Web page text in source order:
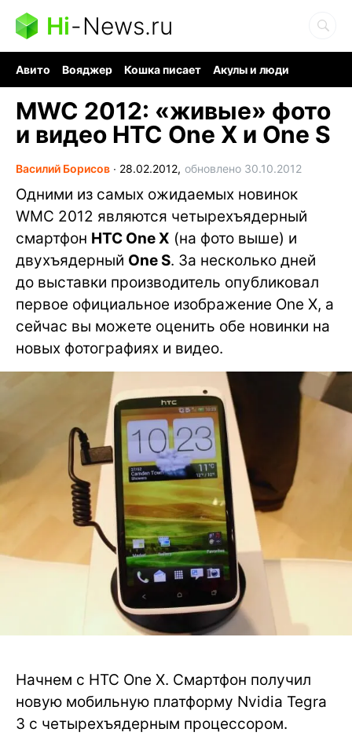
Hi-News.ru
Авито Вояджер Кошка писает
Акулы и люди
MWC 2012: «живые» фото
и видео HTC One X и One S
Василий Борисов ∙ 28.02.2012, обновлено 30.10.2012
Одними из самых ожидаемых новинок
WMC 2012 являются четырехъядерный
смартфон HTC One X (на фото выше) и
двухъядерный One S. За несколько дней
до выставки производитель опубликовал
первое официальное изображение One X, а
сейчас вы можете оценить обе новинки на
новых фотографиях и видео.
Начнем с HTC One X. Смартфон получил
новую мобильную платформу Nvidia Tegra
3 с четырехъядерным процессором.